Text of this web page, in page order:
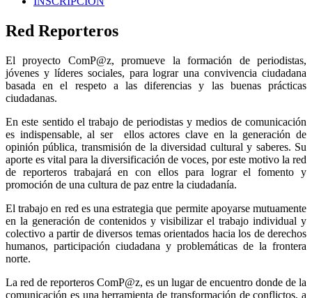
Red Reporteros
El proyecto ComP@z, promueve la formación de periodistas,
jóvenes y líderes sociales, para lograr una convivencia ciudadana
basada en el respeto a las diferencias y las buenas prácticas
ciudadanas.
En este sentido el trabajo de periodistas y medios de comunicación
es indispensable, al ser ellos actores clave en la generación de
opinión pública, transmisión de la diversidad cultural y saberes. Su
aporte es vital para la diversificación de voces, por este motivo la red
de reporteros trabajará en con ellos para lograr el fomento y
promoción de una cultura de paz entre la ciudadanía.
El trabajo en red es una estrategia que permite apoyarse mutuamente
en la generación de contenidos y visibilizar el trabajo individual y
colectivo a partir de diversos temas orientados hacia los de derechos
humanos, participación ciudadana y problemáticas de la frontera
norte.
La red de reporteros ComP@z, es un lugar de encuentro donde de la
comunicación es una herramienta de transformación de conflictos, a